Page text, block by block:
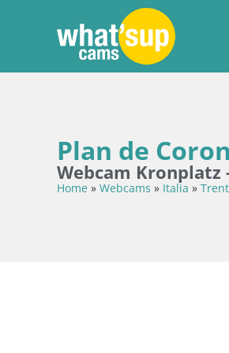
Plan de
Webcam
Home » Webcams » Italia »